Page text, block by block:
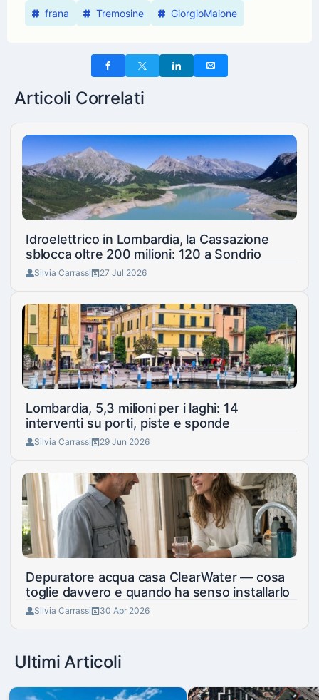
frana Tremosine GiorgioMaione
Articoli Correlati
Idroelettrico in Lombardia, la Cassazione
sblocca oltre 200 milioni: 120 a Sondrio
Silvia Carrassi 27 Jul 2026
Lombardia, 5,3 milioni per i laghi: 14
interventi su porti, piste e sponde
Silvia Carrassi 29 Jun 2026
Depuratore acqua casa ClearWater — cosa
toglie davvero e quando ha senso installarlo
Silvia Carrassi 30 Apr 2026
Ultimi Articoli